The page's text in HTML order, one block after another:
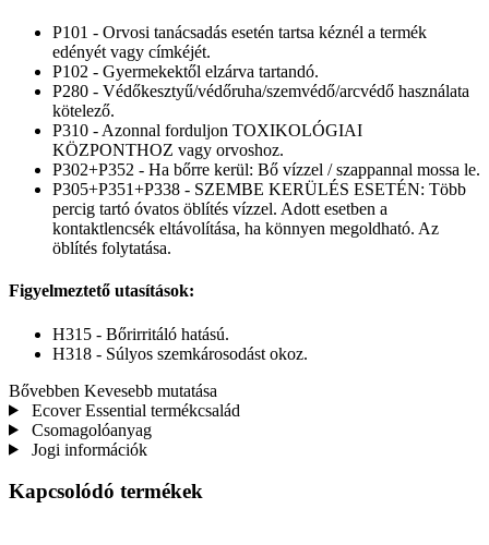
P101 - Orvosi tanácsadás esetén tartsa kéznél a termék
edényét vagy címkéjét.
P102 - Gyermekektől elzárva tartandó.
P280 - Védőkesztyű/védőruha/szemvédő/arcvédő használata
kötelező.
P310 - Azonnal forduljon TOXIKOLÓGIAI
KÖZPONTHOZ vagy orvoshoz.
P302+P352 - Ha bőrre kerül: Bő vízzel / szappannal mossa le.
P305+P351+P338 - SZEMBE KERÜLÉS ESETÉN: Több
percig tartó óvatos öblítés vízzel. Adott esetben a
kontaktlencsék eltávolítása, ha könnyen megoldható. Az
öblítés folytatása.
Figyelmeztető utasítások:
H315 - Bőrirritáló hatású.
H318 - Súlyos szemkárosodást okoz.
Bővebben Kevesebb mutatása
Ecover Essential termékcsalád
Csomagolóanyag
Jogi információk
Kapcsolódó termékek